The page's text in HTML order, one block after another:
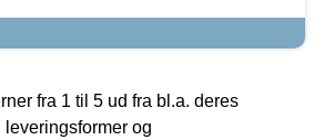
fra 1 til 5 ud fra bl.a. deres
og